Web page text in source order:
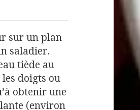
sur un plan
saladier.
tiède au
doigts ou
obtenir une
(environ